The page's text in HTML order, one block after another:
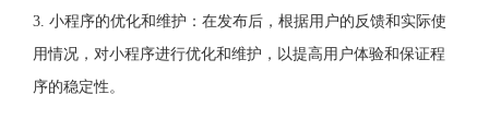
3. 小程序的优化和维护：在发布后，根据用户的反馈和实际使
用情况，对小程序进行优化和维护，以提高用户体验和保证程
序的稳定性。